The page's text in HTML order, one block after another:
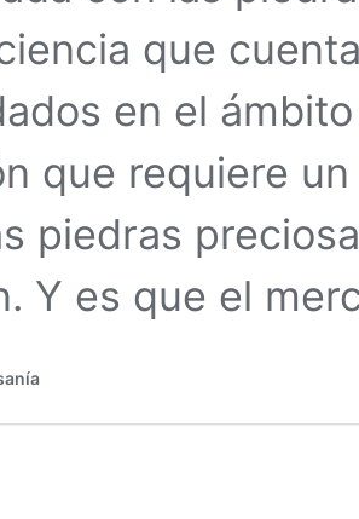
que
en el
que requiere
piedras
Y es que el